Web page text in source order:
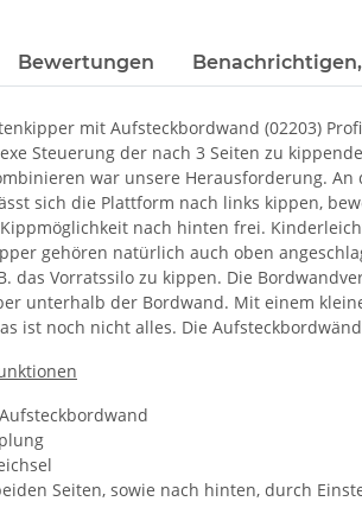
Bewertungen
mit Aufsteckbordwand (02203)
Steuerung der nach 3 Seiten zu
war unsere Herausforderung.
sich die Plattform nach links kippen,
nach hinten frei.
gehören natürlich auch oben
das Vorratssilo zu kippen. Die
unterhalb der Bordwand. Mit einem
ist noch nicht alles. Die
Seiten, sowie nach hinten, durch